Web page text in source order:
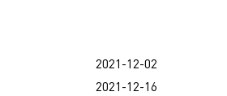
2021-12-02
2021-12-16